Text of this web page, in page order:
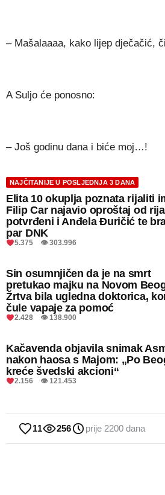
– Mašalaaaa, kako lijep dječačić,
A Suljo će ponosno:
– Još godinu dana i biće moj…!
NAJČITANIJE U POSLJEDNJA 3 DANA
Elita 10 okuplja poznata rijaliti
Filip Car najavio oproštaj od
potvrđeni i Anđela Đuričić te
par DNK
5.375 👁 303.996
Sin osumnjičen da je na smrt
pretukao majku na Novom
Žrtva bila ugledna doktorica,
čule vapaje za pomoć
2.428 👁 138.900
Kačavenda objavila snimak
nakon haosa s Majom: „Po
kreće švedski akcioni“
2.156 👁 121.453
11 256 prije 2200 dana